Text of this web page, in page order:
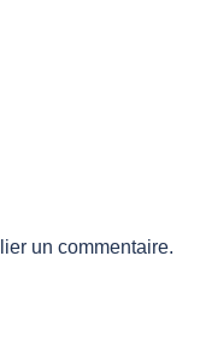
un commentaire.